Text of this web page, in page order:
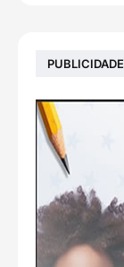
PUBLICIDADE